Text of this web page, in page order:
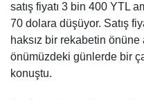
satış fiyatı 3 bin 400 YTL
70 dolara düşüyor. Satış
haksız bir rekabetin
önümüzdeki günlerde bir
konuştu.